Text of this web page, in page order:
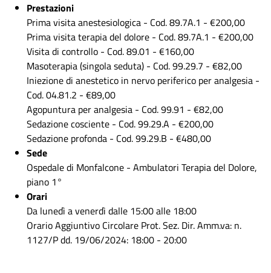
Prestazioni
Prima visita anestesiologica - Cod. 89.7A.1 - €200,00
Prima visita terapia del dolore - Cod. 89.7A.1 - €200,00
Visita di controllo - Cod. 89.01 - €160,00
Masoterapia (singola seduta) - Cod. 99.29.7 - €82,00
Iniezione di anestetico in nervo periferico per analgesia -
Cod. 04.81.2 - €89,00
Agopuntura per analgesia - Cod. 99.91 - €82,00
Sedazione cosciente - Cod. 99.29.A - €200,00
Sedazione profonda - Cod. 99.29.B - €480,00
Sede
Ospedale di Monfalcone - Ambulatori Terapia del Dolore,
piano 1°
Orari
Da lunedì a venerdì dalle 15:00 alle 18:00
Orario Aggiuntivo Circolare Prot. Sez. Dir. Amm.va: n.
1127/P dd. 19/06/2024: 18:00 - 20:00